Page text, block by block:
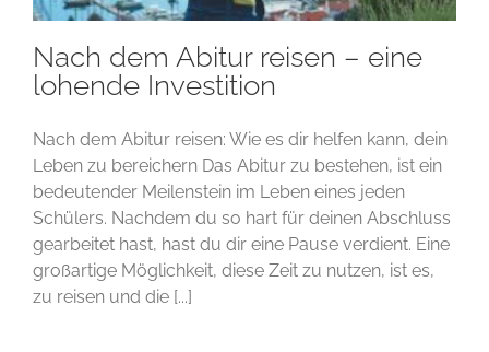
Nach dem Abitur reisen – eine
lohende Investition
Nach dem Abitur reisen: Wie es dir helfen kann, dein
Leben zu bereichern Das Abitur zu bestehen, ist ein
bedeutender Meilenstein im Leben eines jeden
Schülers. Nachdem du so hart für deinen Abschluss
gearbeitet hast, hast du dir eine Pause verdient. Eine
großartige Möglichkeit, diese Zeit zu nutzen, ist es,
zu reisen und die [...]